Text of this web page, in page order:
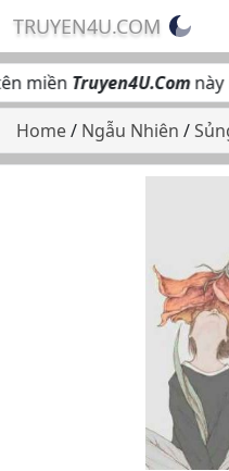
TRUYEN4U.COM
miềnTruyen4U.Comnày
Home/ Ngẫu Nhiên /